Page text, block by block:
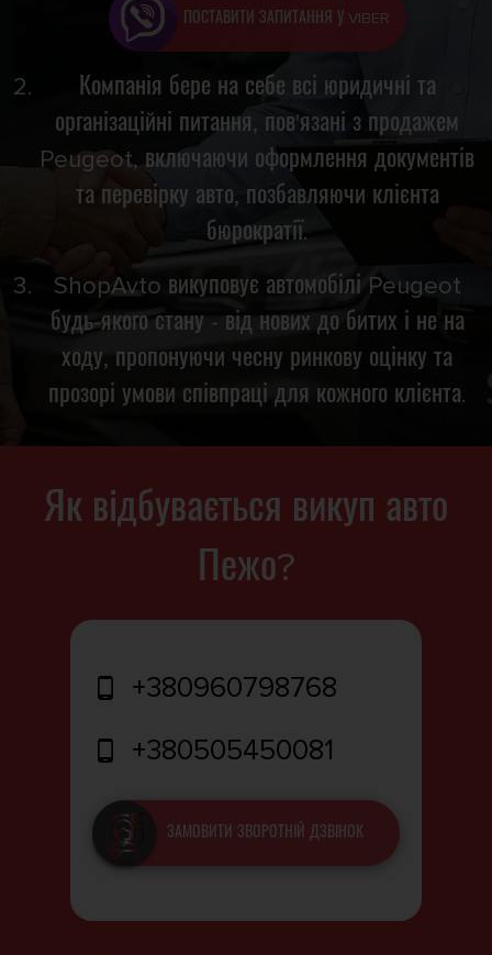
ПОСТАВИТИ ЗАПИТАННЯ У VIBER
Компанія бере на себе всі юридичні та
організаційні питання, пов'язані з продажем
Peugeot, включаючи оформлення документів
та перевірку авто, позбавляючи клієнта
бюрократії.
ShopAvto викуповує автомобілі Peugeot
будь-якого стану - від нових до битих і не на
ходу, пропонуючи чесну ринкову оцінку та
прозорі умови співпраці для кожного клієнта.
Як відбувається викуп авто
Пежо?
+380960798768
+380505450081
ЗАМОВИТИ ЗВОРОТНІЙ ДЗВІНОК